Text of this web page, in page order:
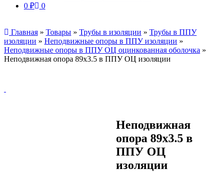
0 ₽ 0
Главная » Товары » Трубы в изоляции » Трубы в ППУ
изоляции » Неподвижные опоры в ППУ изоляции »
Неподвижные опоры в ППУ ОЦ оцинкованная оболочка »
Неподвижная опора 89х3.5 в ППУ ОЦ изоляции
Неподвижная
опора 89х3.5 в
ППУ ОЦ
изоляции